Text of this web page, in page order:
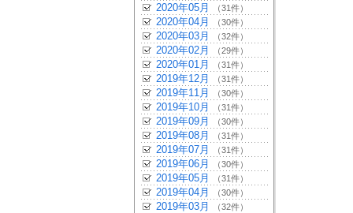
2020年05月 （31件）
2020年04月 （30件）
2020年03月 （32件）
2020年02月 （29件）
2020年01月 （31件）
2019年12月 （31件）
2019年11月 （30件）
2019年10月 （31件）
2019年09月 （30件）
2019年08月 （31件）
2019年07月 （31件）
2019年06月 （30件）
2019年05月 （31件）
2019年04月 （30件）
2019年03月 （32件）